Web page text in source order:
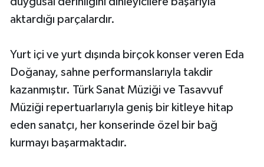
aktardığı parçalardır.
Yurt içi ve yurt dışında birçok konser veren Eda
Doğanay, sahne performanslarıyla takdir
kazanmıştır. Türk Sanat Müziği ve Tasavvuf
Müziği repertuarlarıyla geniş bir kitleye hitap
eden sanatçı, her konserinde özel bir bağ
kurmayı başarmaktadır.